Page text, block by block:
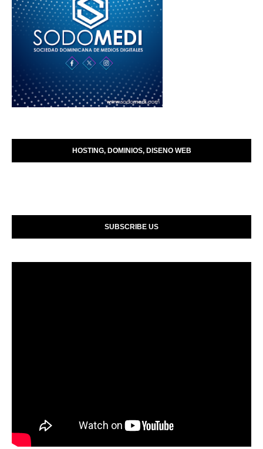
HOSTING, DOMINIOS, DISENO WEB
SUBSCRIBE US